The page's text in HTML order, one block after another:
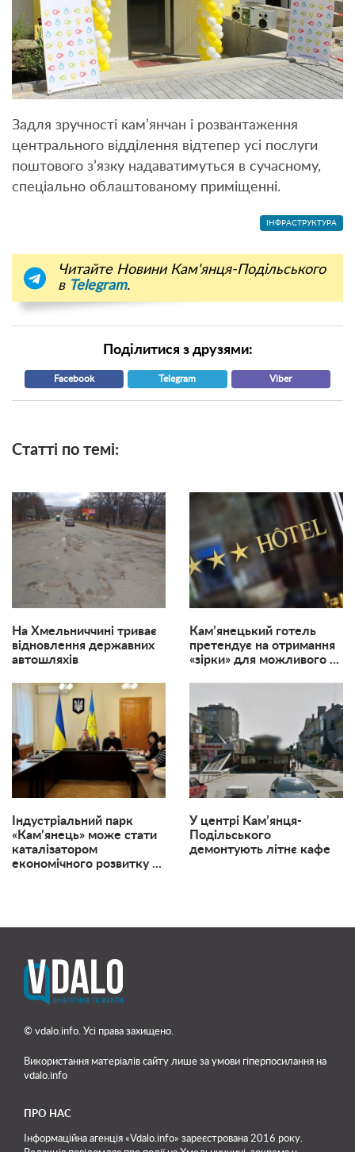
Задля зручності кам’янчан і розвантаження
центрального відділення відтепер усі послуги
поштового з’язку надаватимуться в сучасному,
спеціально облаштованому приміщенні.
ІНФРАСТРУКТУРА
Читайте Новини Кам'янця-Подільського
в Telegram.
Поділитися з друзями:
Facebook Telegram Viber
Статті по темі:
На Хмельниччині триває
відновлення державних
автошляхів
Кам’янецький готель
претендує на отримання
«зірки» для можливого ...
Індустріальний парк
«Кам’янець» може стати
каталізатором
економічного розвитку ...
У центрі Кам’янця-
Подільського
демонтують літнє кафе
© vdalo.info. Усі права захищено.
Використання матеріалів сайту лише за умови гіперпосилання на
vdalo.info
ПРО НАС
Інформаційна агенція «Vdalo.info» зареєстрована 2016 року.